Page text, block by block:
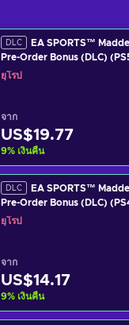
DLC
EA SPORTS™
Pre-Order Bonus (DLC)
EUROPE
ยุโรป
จาก
US$19.77
9% เงินคืน
DLC
EA SPORTS™
Pre-Order Bonus (DLC)
EUROPE
ยุโรป
จาก
US$14.17
9% เงินคืน